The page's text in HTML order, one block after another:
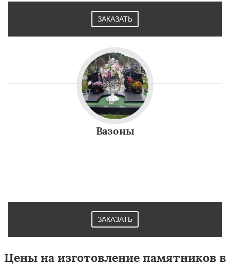
ЗАКАЗАТЬ
Вазоны
ЗАКАЗАТЬ
Цены на изготовление памятников в